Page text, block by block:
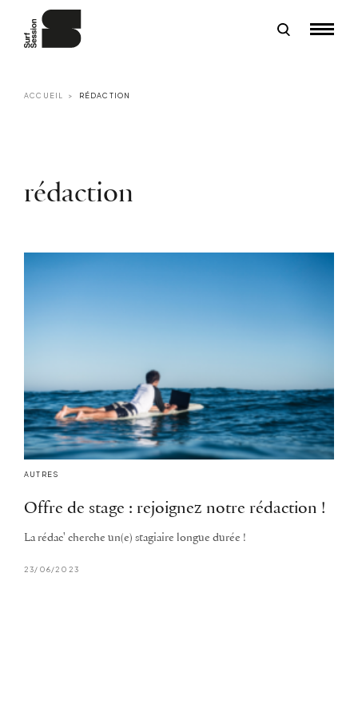
ACCUEIL RÉDACTION
rédaction
AUTRES
Offre de stage : rejoignez notre rédaction !
La rédac' cherche un(e) stagiaire longue durée !
23/06/2023